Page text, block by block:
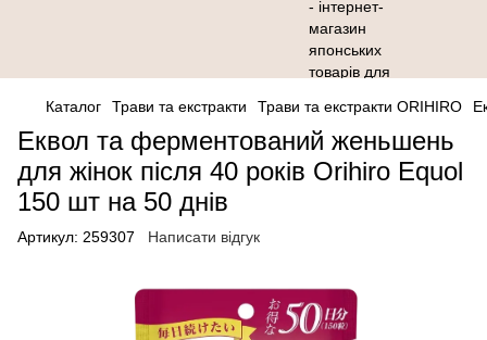
Каталог Трави та eкстракти Трави та eкстракти ORIHIRO
Еквол та ферментований женьшень
для жінок після 40 років Orihiro Equol
150 шт на 50 днів
Артикул: 259307 Написати відгук